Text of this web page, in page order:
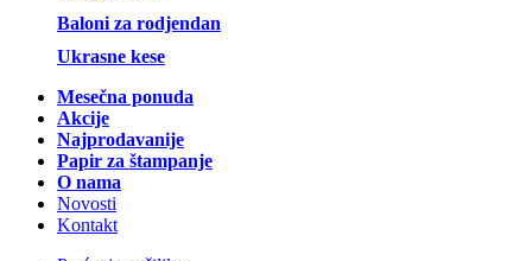
Baloni za rodjendan
Ukrasne kese
Mesečna ponuda
Akcije
Najprodavanije
Papir za štampanje
O nama
Novosti
Kontakt